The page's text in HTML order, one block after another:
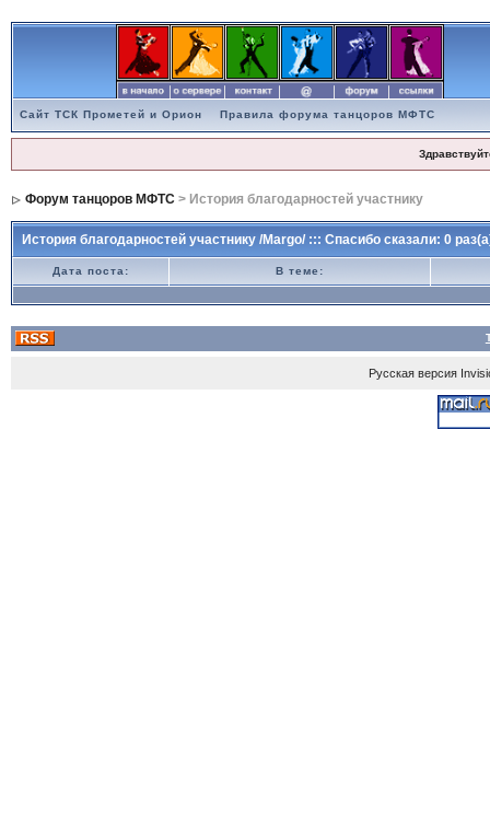
Сайт ТСК Прометей и Орион Правила форума танцоров МФТС
Форум танцоров МФТС> История благодарностей участнику
История благодарностей участнику /Margo/ ::: Спасибо сказали: 0
Дата поста: В теме:
Русская версия